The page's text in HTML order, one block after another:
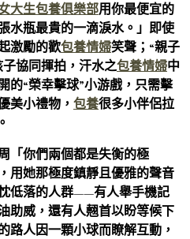
大生包養俱樂部用你最便宜的
水瓶最貴的一滴淚水。」即使
激勵的歡包養情婦笑聲；“親子
協同揮拍，汗水之包養情婦中
的“榮幸擊球”小游戲，只需擊
美小禮物， 包養很多小伴侶拉
「你們兩個都是失衡的極
用她那極度鎮靜且優雅的聲音
低落的人群——有人舉手機記
助威，還有人翹首以盼等候下
路人因一顆小球而瞭解互動，